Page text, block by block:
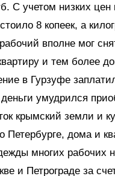
С учетом низких цен
8 копеек, а
вполне мог
и тем более
в Гурзуфе
умудрился
крымский земли и
Петербурге, дома и
многих рабочих
и Петрограде за